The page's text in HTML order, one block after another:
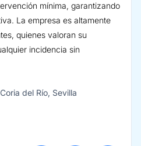
mínima, garantizando
La empresa es altamente
quienes valoran su
incidencia sin
del Río, Sevilla